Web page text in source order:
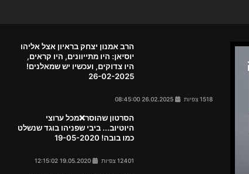
הרב אמנון יצחק בראיון אצל אליהו
יוסיאן: היו מתייוונים, היו קראים,
היו צדוקים, ועכשיו יש שמאלנים!
26-02-2025
1518 צפיות
הסרטון שהוסר❌מכל ערוצי
היוטיוב... ביבי שפניהו בוגד שנשלט
כמו בובה! 19-05-2020
12401 צפיות